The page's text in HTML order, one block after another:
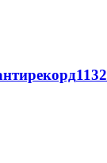
1132